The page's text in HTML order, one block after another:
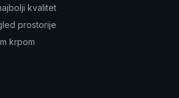
kvalitet
prostorije
krpom